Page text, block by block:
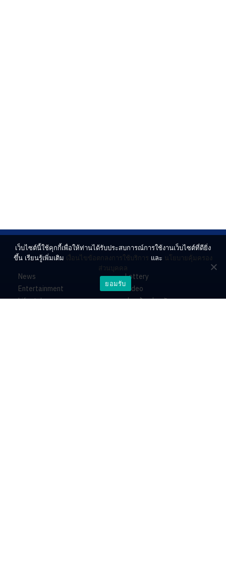
News
Entertainment
Lifestyle
Lottery
Video
ร่วมด้วยช่วยกัน
เว็บไซต์นี้ใช้คุกกี้เพื่อให้ท่านได้รับประสบการณ์การใช้งานเว็บไซต์ที่ดียิ่ง
ขึ้น เรียนรู้เพิ่มเติม เงื่อนไขข้อตกลงการใช้บริการ และ นโยบายคุ้มครอง
ส่วนบุคคล
ยอมรับ